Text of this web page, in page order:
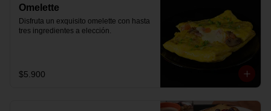
Omelette
Disfruta un exquisito omelette con hasta
tres ingredientes a elección.
$5.900